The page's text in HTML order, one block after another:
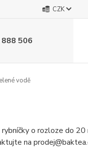
CZK
506
vodě
rybníčky o rozloze do
na